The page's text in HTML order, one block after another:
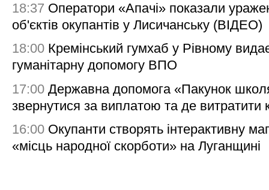
18:37 Оператори «Апачі» показали
об'єктів окупантів у Лисичанську (ВІДЕО)
18:00 Кремінський гумхаб у Рівному
гуманітарну допомогу ВПО
17:00 Державна допомога «Пакунок
звернутися за виплатою та де витратити
16:00 Окупанти створять інтерактивну
«місць народної скорботи» на Луганщині